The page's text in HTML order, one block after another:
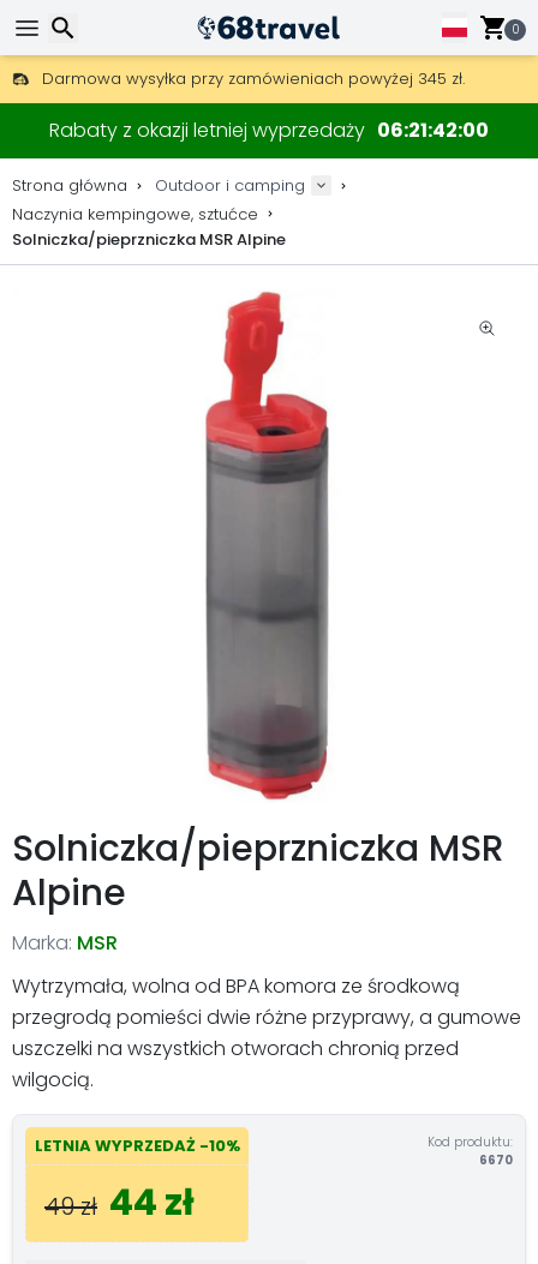
0
Darmowa wysyłka przy zamówieniach powyżej 345 zł.
30 dni na zwrot, 90 dni na drewniane mapy i dekoracje.
Najlepsze ceny na sprzęt outdoorowy i akcesoria.
Rabaty z okazji letniej wyprzedaży 06 21 42 00
Strona główna
Outdoor i camping
Naczynia kempingowe, sztućce
Solniczka/pieprzniczka MSR Alpine
Solniczka/pieprzniczka MSR
Alpine
Marka: MSR
Wytrzymała, wolna od BPA komora ze środkową
przegrodą pomieści dwie różne przyprawy, a gumowe
uszczelki na wszystkich otworach chronią przed
wilgocią.
LETNIA WYPRZEDAŻ -10%
49 zł 44 zł
Kod produktu:
6670
Wyszukaj
Wyszukaj